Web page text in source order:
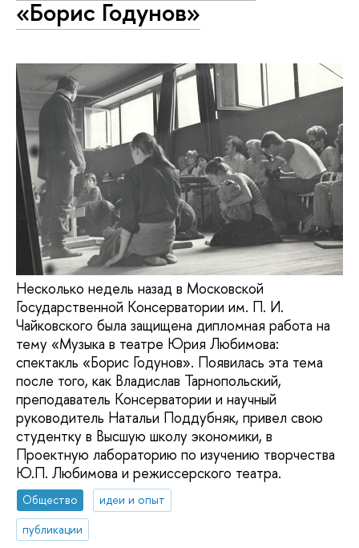
«Борис Годунов»
Несколько недель назад в Московской
Государственной Консерватории им. П. И.
Чайковского была защищена дипломная работа на
тему «Музыка в театре Юрия Любимова:
спектакль «Борис Годунов». Появилась эта тема
после того, как Владислав Тарнопольский,
преподаватель Консерватории и научный
руководитель Натальи Поддубняк, привел свою
студентку в Высшую школу экономики, в
Проектную лабораторию по изучению творчества
Ю.П. Любимова и режиссерского театра.
Общество
идеи и опыт
публикации